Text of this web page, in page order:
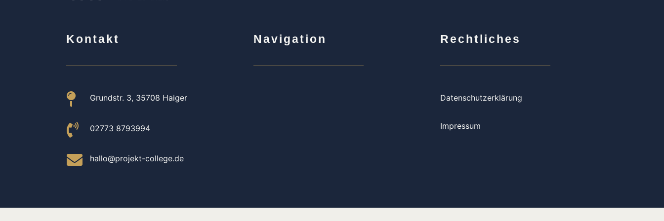
Kontakt
 Grundstr. 3, 35708 Haiger
 02773 8793994
 hallo@projekt-college.de
Navigation Rechtliches
Datenschutzerklärung
Impressum